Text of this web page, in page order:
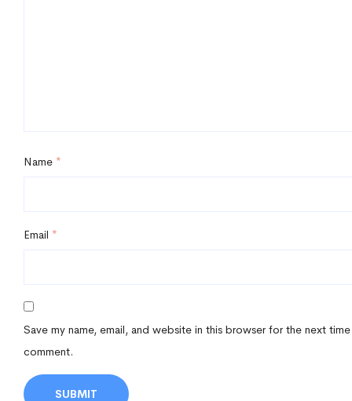
Name *
Email *
Save my name, email, and website in this browser for the next
comment.